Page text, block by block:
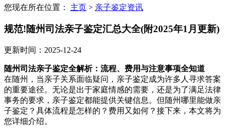
您现在所在位置： 主页 > 亲子鉴定资讯
规范!随州司法亲子鉴定汇总大全(附2025年1月更新)
更新时间：2025-12-24
随州司法亲子鉴定全解析：流程、费用与注意事项全知道
在随州，当亲子关系面临疑问，亲子鉴定成为许多人寻求答案
的重要途径。无论是出于家庭情感的需要，还是为了满足法律
事务的要求，亲子鉴定都能提供关键信息。但随州哪里能做亲
子鉴定？具体流程是怎样的？费用又如何？接下来，本文将为
您详细介绍。